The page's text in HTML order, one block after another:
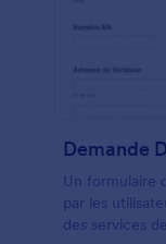
Demande
Un formulaire
par les
des services